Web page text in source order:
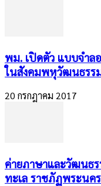
พม. เปิดตัว แบบจำล
ในสังคมพหุวัฒนธรร
20 กรกฎาคม 2017
ค่ายภาษาและวัฒนธ
ทะเล ราชภัฏพระนค